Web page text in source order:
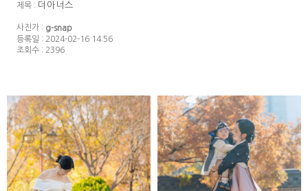
제목 : 더아너스
사진가 : g-snap
등록일 : 2024-02-16 14:56
조회수 : 2396